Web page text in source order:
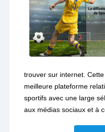
trouver sur internet.
meilleure plateforme
sportifs avec une large
aux médias sociaux et à